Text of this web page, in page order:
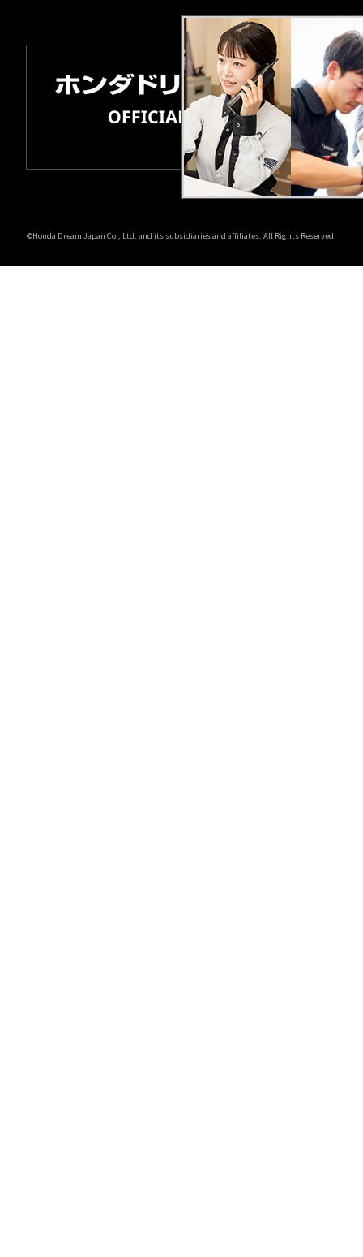
©Honda Dream Japan Co., Ltd. and its subsidiaries and affiliates. All Rights Reserved.